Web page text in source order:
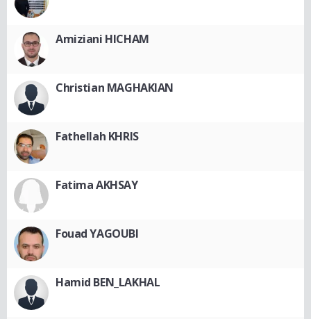
Amiziani HICHAM
Christian MAGHAKIAN
Fathellah KHRIS
Fatima AKHSAY
Fouad YAGOUBI
Hamid BEN_LAKHAL